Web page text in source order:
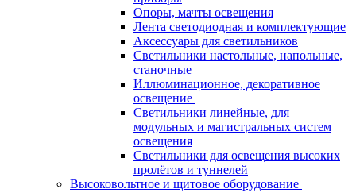
Опоры, мачты освещения
Лента светодиодная и комплектующие
Аксессуары для светильников
Светильники настольные, напольные,
станочные
Иллюминационное, декоративное
освещение
Светильники линейные, для
модульных и магистральных систем
освещения
Светильники для освещения высоких
пролётов и туннелей
Высоковольтное и щитовое оборудование